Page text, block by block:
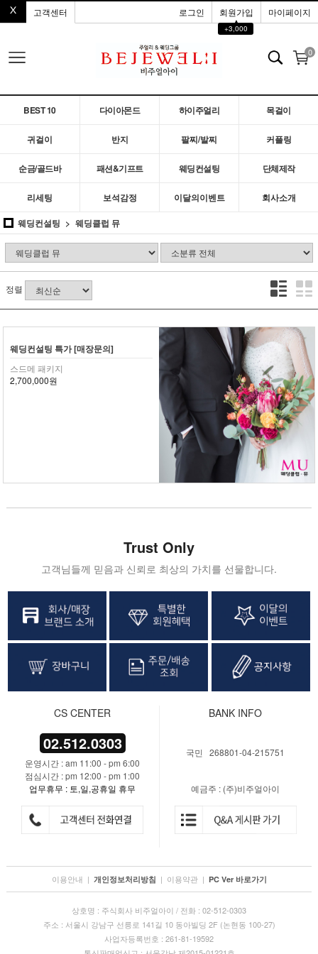
고객센터 로그인 회원가입
▲
+3,000
마이페이지
0
BEST 10 다이아몬드 하이주얼리 목걸이
귀걸이 반지 팔찌/발찌 커플링
순금/골드바 패션&기프트 웨딩컨설팅 단체제작
리세팅 보석감정 이달의이벤트
회사소개
웨딩컨설팅
웨딩클럽 뮤
정렬
웨딩컨설팅 특가 [매장문의]
스드메 패키지
2,700,000원
Trust Only
고객님들께 믿음과 신뢰로 최상의 가치를 선물합니다.
CS CENTER
02.512.0303
운영시간 : am 11:00 - pm 6:00
점심시간 : pm 12:00 - pm 1:00
업무휴무 : 토,일,공휴일 휴무
BANK INFO
국민 268801-04-215751
예금주 : (주)비주얼아이
이용안내 | 개인정보처리방침 | 이용약관 | PC Ver 바로가기
상호명 : 주식회사 비주얼아이 / 전화 : 02-512-0303
주소 : 서울시 강남구 선릉로 141길 10 동아빌딩 2F (논현동 100-27)
사업자등록번호 : 261-81-19592